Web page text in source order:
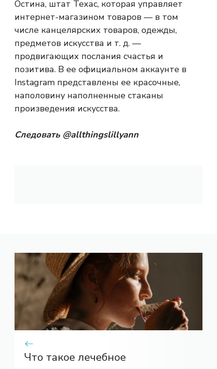
Остина, штат Техас, которая управляет
интернет-магазином товаров — в том
числе канцелярских товаров, одежды,
предметов искусства и т. д. —
продвигающих послания счастья и
позитива. В ее официальном аккаунте в
Instagram представлены ее красочные,
наполовину наполненные стаканы
произведения искусства.
Следовать @allthingslillyann
Что такое лечебное